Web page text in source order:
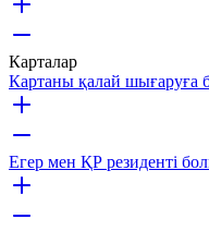
Карталар
Картаны қалай шығаруға
Егер мен ҚР резиденті